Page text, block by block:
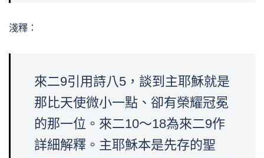
淺釋：
來二9引用詩八5，談到主耶穌就是
那比天使微小一點、卻有榮耀冠冕
的那一位。來二10～18為來二9作
詳細解釋。主耶穌本是先存的聖